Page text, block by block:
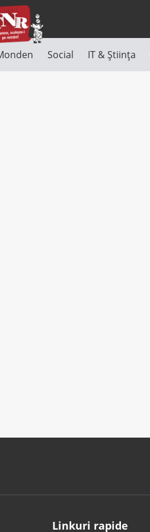
Social IT & Știința
Linkuri rapide